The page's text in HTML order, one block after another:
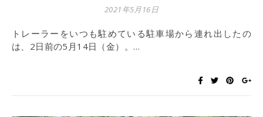
2021年5月16日
トレーラーをいつも駐めている駐車場から連れ出したの
は、2日前の5月14日（金）。…